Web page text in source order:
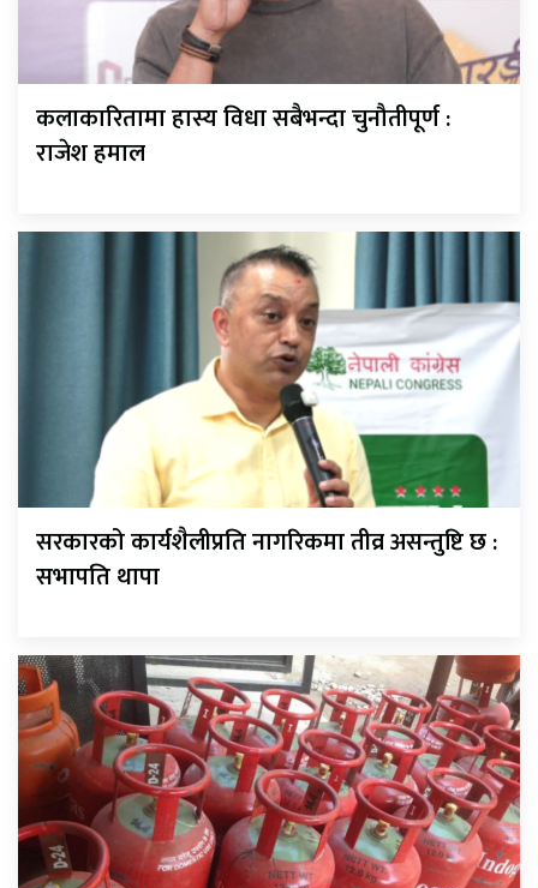
कलाकारितामा हास्य विधा सबैभन्दा चुनौतीपूर्ण :
राजेश हमाल
सरकारको कार्यशैलीप्रति नागरिकमा तीव्र असन्तुष्टि छ :
सभापति थापा